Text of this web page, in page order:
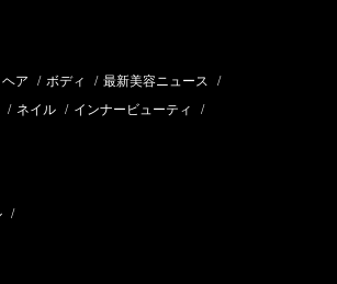
ヘア / ボディ / 最新美容ニュース /
/ ネイル / インナービューティ /
/